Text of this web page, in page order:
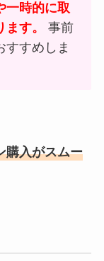
一時的に取
す。
事前
すすめしま
購入がスムー